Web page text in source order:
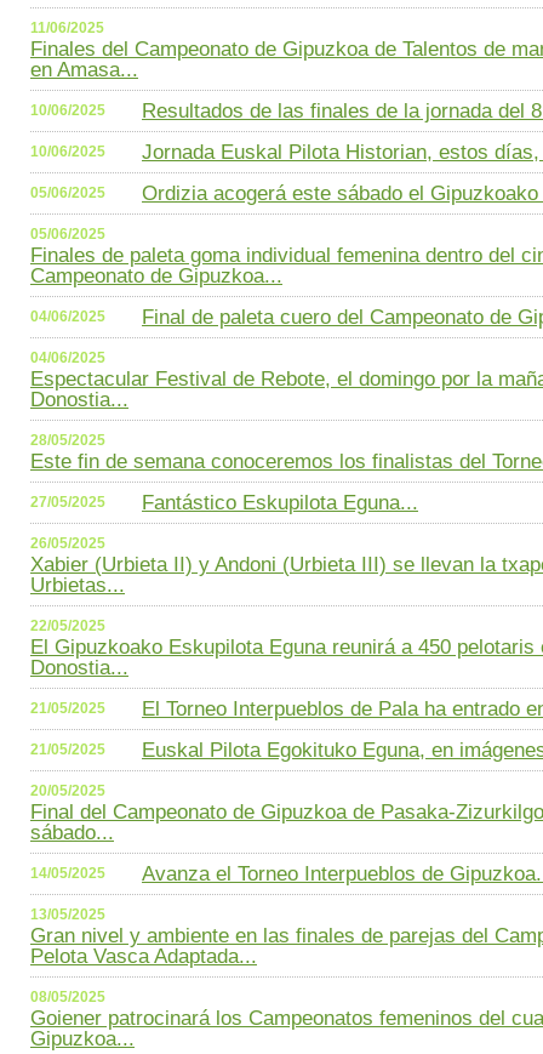
11/06/2025
Finales del Campeonato de Gipuzkoa de Talentos de
en Amasa...
10/06/2025 Resultados de las finales de la jornada del
10/06/2025 Jornada Euskal Pilota Historian, estos
05/06/2025 Ordizia acogerá este sábado el
05/06/2025
Finales de paleta goma individual femenina dentro del
Campeonato de Gipuzkoa...
04/06/2025 Final de paleta cuero del Campeonato de
04/06/2025
Espectacular Festival de Rebote, el domingo por la
Donostia...
28/05/2025
Este fin de semana conoceremos los finalistas del
27/05/2025 Fantástico Eskupilota Eguna...
26/05/2025
Xabier (Urbieta II) y Andoni (Urbieta III) se llevan la
Urbietas...
22/05/2025
El Gipuzkoako Eskupilota Eguna reunirá a 450 pelotaris
Donostia...
21/05/2025 El Torneo Interpueblos de Pala ha entrado
21/05/2025 Euskal Pilota Egokituko Eguna, en
20/05/2025
Final del Campeonato de Gipuzkoa de Pasaka-
sábado...
14/05/2025 Avanza el Torneo Interpueblos de
13/05/2025
Gran nivel y ambiente en las finales de parejas del
Pelota Vasca Adaptada...
08/05/2025
Goiener patrocinará los Campeonatos femeninos del
Gipuzkoa...